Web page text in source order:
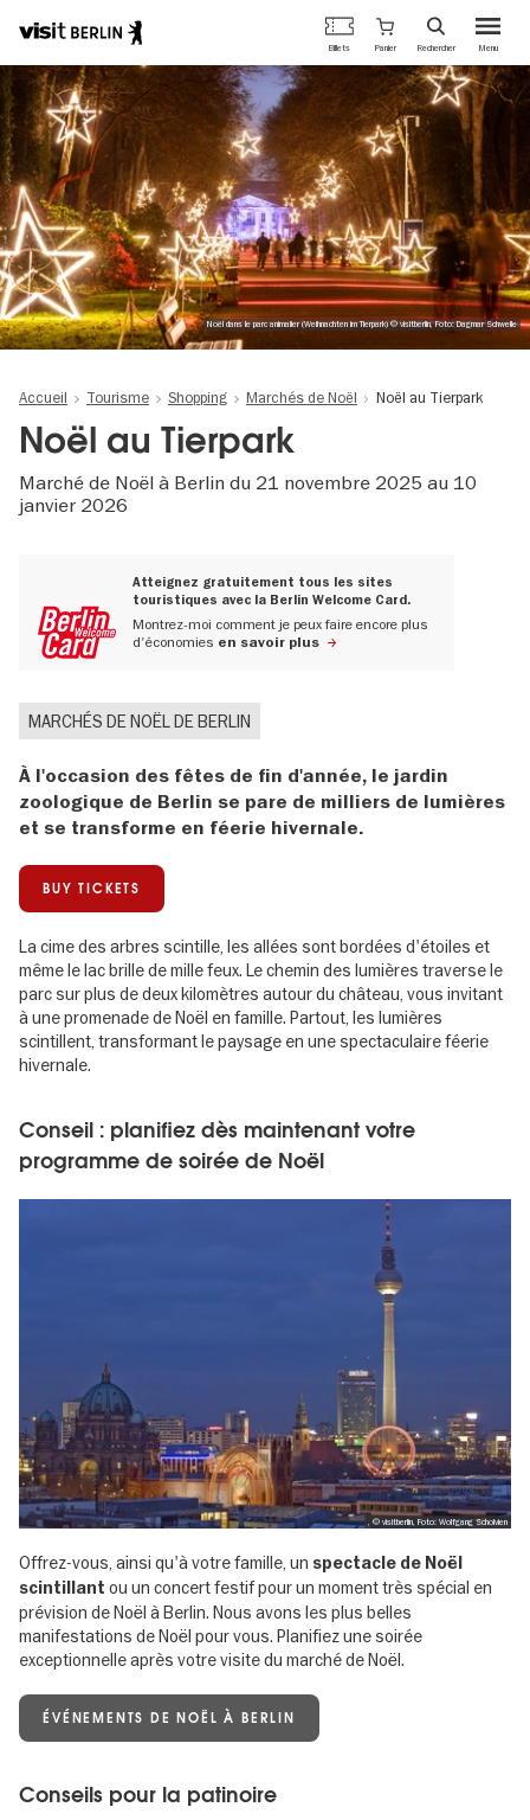
Aller
au
contenu
principal
Portail
officiel
du
tourisme
de
Berlin
Menu
Billets Panier Rechercher
Noël dans le parc animalier (Weihnachten im Tierpark) © visitberlin, Foto: Dagmar Schwelle
Accueil Tourisme Shopping Marchés de Noël Noël au Tierpark
Noël au Tierpark
Marché de Noël à Berlin du 21 novembre 2025 au 10
janvier 2026
Atteignez gratuitement tous les sites
touristiques avec la Berlin Welcome Card.
Montrez-moi comment je peux faire encore plus
d'économies en savoir plus
MARCHÉS DE NOËL DE BERLIN
À l'occasion des fêtes de fin d'année, le jardin
zoologique de Berlin se pare de milliers de lumières
et se transforme en féerie hivernale.
BUY TICKETS
La cime des arbres scintille, les allées sont bordées d'étoiles et
même le lac brille de mille feux. Le chemin des lumières traverse le
parc sur plus de deux kilomètres autour du château, vous invitant
à une promenade de Noël en famille. Partout, les lumières
scintillent, transformant le paysage en une spectaculaire féerie
hivernale.
Conseil : planifiez dès maintenant votre
programme de soirée de Noël
, © visitberlin, Foto: Wolfgang Scholvien
Offrez-vous, ainsi qu'à votre famille, un spectacle de Noël
scintillant ou un concert festif pour un moment très spécial en
prévision de Noël à Berlin. Nous avons les plus belles
manifestations de Noël pour vous. Planifiez une soirée
exceptionnelle après votre visite du marché de Noël.
ÉVÉNEMENTS DE NOËL À BERLIN
Conseils pour la patinoire